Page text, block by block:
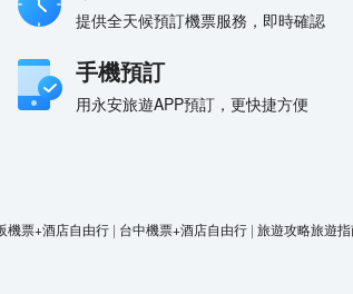
提供全天候預訂機票服務，即時確認
手機預訂
用永安旅遊APP預訂，更快捷方便
機票+酒店自由行 | 台中機票+酒店自由行 | 旅遊攻略旅遊